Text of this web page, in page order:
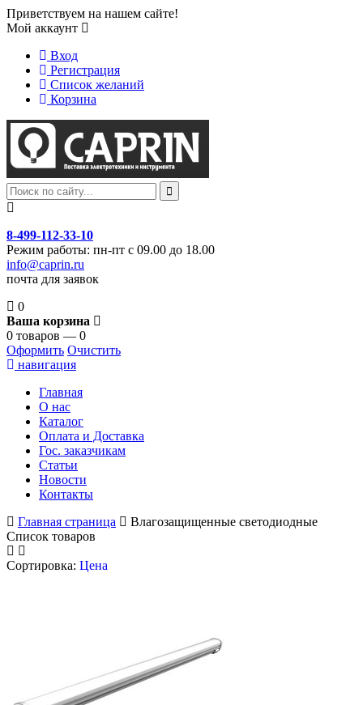
Приветствуем на нашем сайте!
Мой аккаунт
Вход
Регистрация
Список желаний
Корзина
8-499-112-33-10
Режим работы: пн-пт с 09.00 до 18.00
info@caprin.ru
почта для заявок
0
Ваша корзина
0 товаров — 0
Оформить Очистить
навигация
Главная
О нас
Каталог
Оплата и Доставка
Гос. заказчикам
Статьи
Новости
Контакты
Главная страница
Влагозащищенные светодиодные
Список товаров
Сортировка: Цена